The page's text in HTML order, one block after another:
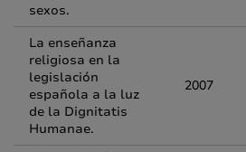
sexos.
La enseñanza
religiosa en la
legislación
española a la luz
de la Dignitatis
Humanae.
2007